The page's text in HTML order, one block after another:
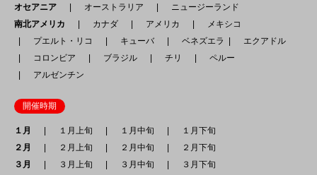
オセアニア
オーストラリア
ニュージーランド
南北アメリカ
カナダ アメリカ
メキシコ
プエルト・リコ
キューバ ベネズエラ
エクアドル
コロンビア
ブラジル チリ
ペルー
アルゼンチン
開催時期
１月 １月上旬 １月中旬
１月下旬
２月
２月上旬 ２月中旬
２月下旬
３月
３月上旬 ３月中旬
３月下旬